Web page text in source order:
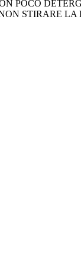
POCO
STIRARE LA